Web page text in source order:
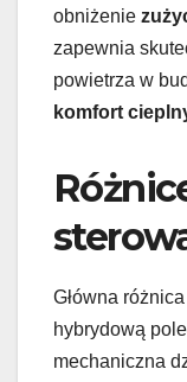
obniżenie
zapewnia
powietrza w
komfort
Główna
hybrydową
mechaniczna